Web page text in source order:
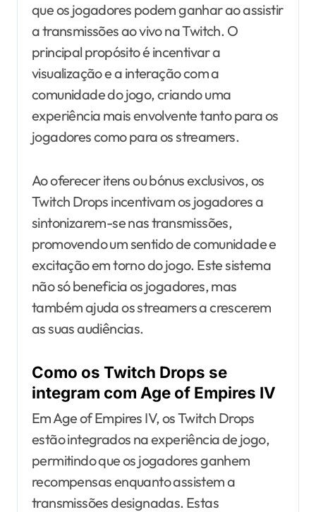
que os jogadores podem ganhar ao assistir
a transmissões ao vivo na Twitch. O
principal propósito é incentivar a
visualização e a interação com a
comunidade do jogo, criando uma
experiência mais envolvente tanto para os
jogadores como para os streamers.
Ao oferecer itens ou bónus exclusivos, os
Twitch Drops incentivam os jogadores a
sintonizarem-se nas transmissões,
promovendo um sentido de comunidade e
excitação em torno do jogo. Este sistema
não só beneficia os jogadores, mas
também ajuda os streamers a crescerem
as suas audiências.
Como os Twitch Drops se
integram com Age of Empires IV
Em Age of Empires IV, os Twitch Drops
estão integrados na experiência de jogo,
permitindo que os jogadores ganhem
recompensas enquanto assistem a
transmissões designadas. Estas